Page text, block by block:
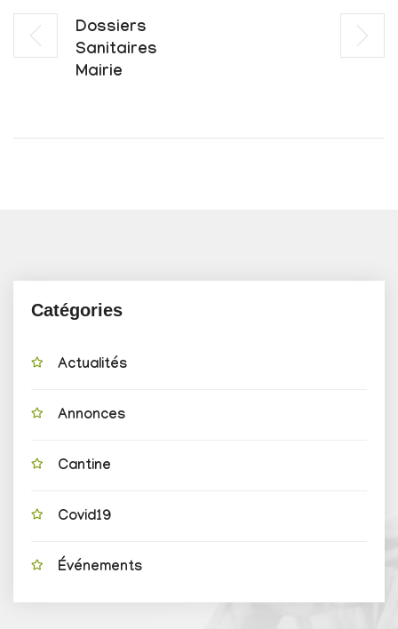
Dossiers
Sanitaires
Mairie
Catégories
Actualités
Annonces
Cantine
Covid19
Événements